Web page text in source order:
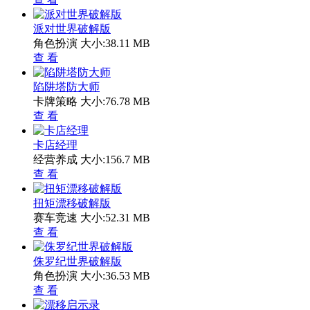
派对世界破解版
角色扮演 大小:38.11 MB
查 看
陷阱塔防大师
卡牌策略 大小:76.78 MB
查 看
卡店经理
经营养成 大小:156.7 MB
查 看
扭矩漂移破解版
赛车竞速 大小:52.31 MB
查 看
侏罗纪世界破解版
角色扮演 大小:36.53 MB
查 看